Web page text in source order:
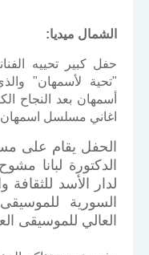
الشمال ميديا:
حفل كبير تحييه
"تحية لأسمهان"
أسمهان بعد النجاح
اغاني مسلسل
الحفل يقام على
الدكتورة لبانا
لدار الأسد للثقافة
السورية
العالي للموسيقى